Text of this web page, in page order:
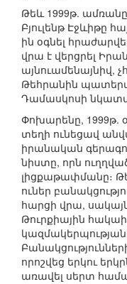
Թեև 1999թ.
Բյուլենթ Էջևիթը
ին օգնել
վրա է վերցրել
այնուամենայնիվ,
Թեհրանին
Դամասկոսի
Փոխարենը, 1999թ.
տեղի ունեցավ
իրանական
նիստը, որն
լիցքաթափմանը։
ուներ
հարցի վրա,
Թուրքիային
որոշվեց երկու
առավել սերտ